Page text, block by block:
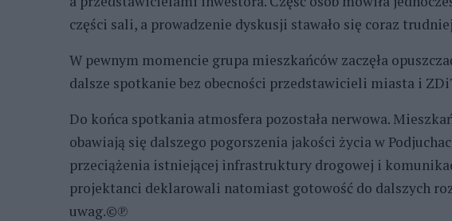
części sali, a prowadzenie dyskusji stawało się coraz
W pewnym momencie grupa mieszkańców zaczęła
dalsze spotkanie bez obecności przedstawicieli miasta i
Do końca spotkania atmosfera pozostała nerwowa.
obawiają się dalszego pogorszenia jakości życia w
przeciążenia istniejącej infrastruktury drogowej i
projektanci deklarowali natomiast gotowość do dalszych
uwag.©℗